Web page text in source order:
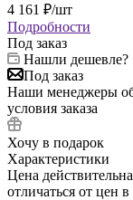
4 161 ₽/шт
Подробности
Под заказ
Нашли дешевле?
Под заказ
Наши менеджеры
условия заказа
Хочу в подарок
Характеристики
Цена
отличаться от цен